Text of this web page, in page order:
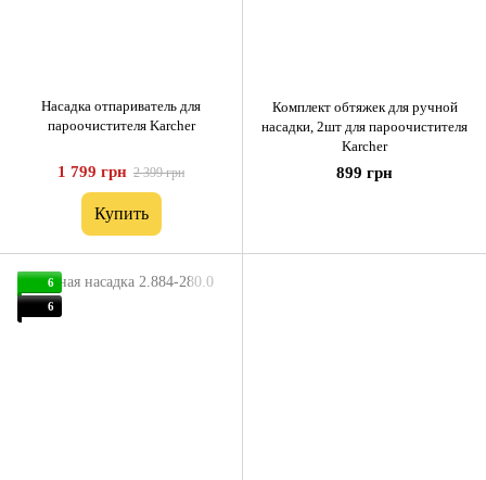
Насадка отпариватель для
пароочистителя Karcher
1 799 грн 2 399 грн
Купить
Комплект обтяжек для ручной
насадки, 2шт для пароочистителя
Karcher
899 грн
6
6